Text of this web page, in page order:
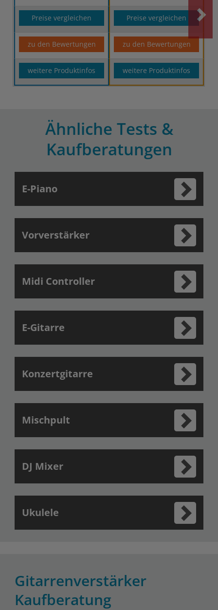
Preise vergleichen Preise vergleichen
zu den Bewertungen zu den Bewertungen
weitere Produktinfos weitere Produktinfos
Ähnliche Tests &
Kaufberatungen
E-Piano
Vorverstärker
Midi Controller
E-Gitarre
Konzertgitarre
Mischpult
DJ Mixer
Ukulele
Gitarrenverstärker
Kaufberatung